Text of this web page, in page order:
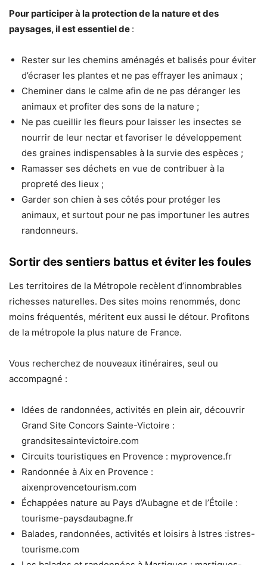
Pour participer à la protection de la nature et des
paysages, il est essentiel de :
Rester sur les chemins aménagés et balisés pour éviter
d’écraser les plantes et ne pas effrayer les animaux ;
Cheminer dans le calme afin de ne pas déranger les
animaux et profiter des sons de la nature ;
Ne pas cueillir les fleurs pour laisser les insectes se
nourrir de leur nectar et favoriser le développement
des graines indispensables à la survie des espèces ;
Ramasser ses déchets en vue de contribuer à la
propreté des lieux ;
Garder son chien à ses côtés pour protéger les
animaux, et surtout pour ne pas importuner les autres
randonneurs.
Sortir des sentiers battus et éviter les foules
Les territoires de la Métropole recèlent d’innombrables
richesses naturelles. Des sites moins renommés, donc
moins fréquentés, méritent eux aussi le détour. Profitons
de la métropole la plus nature de France.
Vous recherchez de nouveaux itinéraires, seul ou
accompagné :
Idées de randonnées, activités en plein air, découvrir
Grand Site Concors Sainte-Victoire :
grandsitesaintevictoire.com
Circuits touristiques en Provence : myprovence.fr
Randonnée à Aix en Provence :
aixenprovencetourism.com
Échappées nature au Pays d’Aubagne et de l’Étoile :
tourisme-paysdaubagne.fr
Balades, randonnées, activités et loisirs à Istres :istres-
tourisme.com